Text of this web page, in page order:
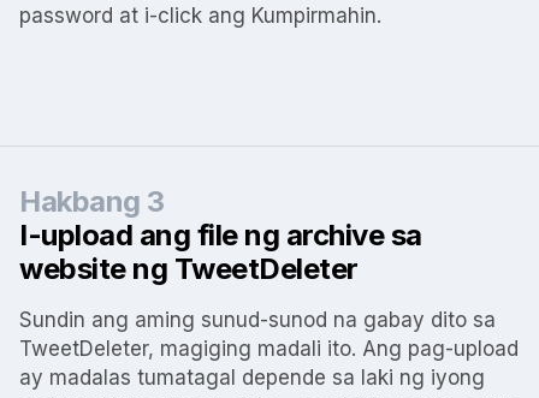
password at i-click ang Kumpirmahin.
Hakbang 3
I-upload ang file ng archive sa
website ng TweetDeleter
Sundin ang aming sunud-sunod na gabay dito sa
TweetDeleter, magiging madali ito. Ang pag-upload
ay madalas tumatagal depende sa laki ng iyong